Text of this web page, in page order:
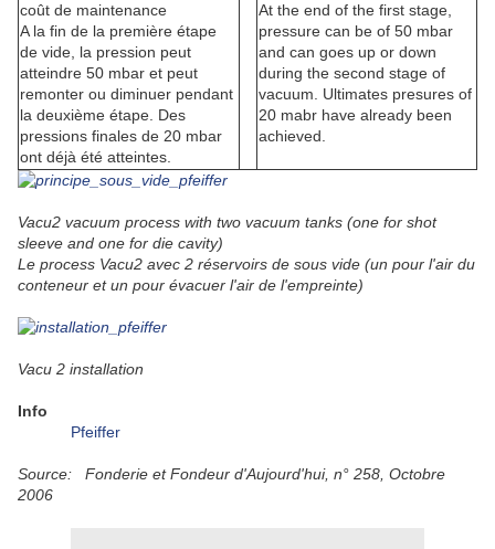
coût de maintenance
A la fin de la première étape
de vide, la pression peut
atteindre 50 mbar et peut
remonter ou diminuer pendant
la deuxième étape. Des
pressions finales de 20 mbar
ont déjà été atteintes.
At the end of the first stage,
pressure can be of 50 mbar
and can goes up or down
during the second stage of
vacuum. Ultimates presures of
20 mabr have already been
achieved.
Vacu2 vacuum process with two vacuum tanks (one for shot
sleeve and one for die cavity)
Le process Vacu2 avec 2 réservoirs de sous vide (un pour l'air du
conteneur et un pour évacuer l'air de l'empreinte)
Vacu 2 installation
Info
Pfeiffer
Source: Fonderie et Fondeur d'Aujourd'hui, n° 258, Octobre
2006